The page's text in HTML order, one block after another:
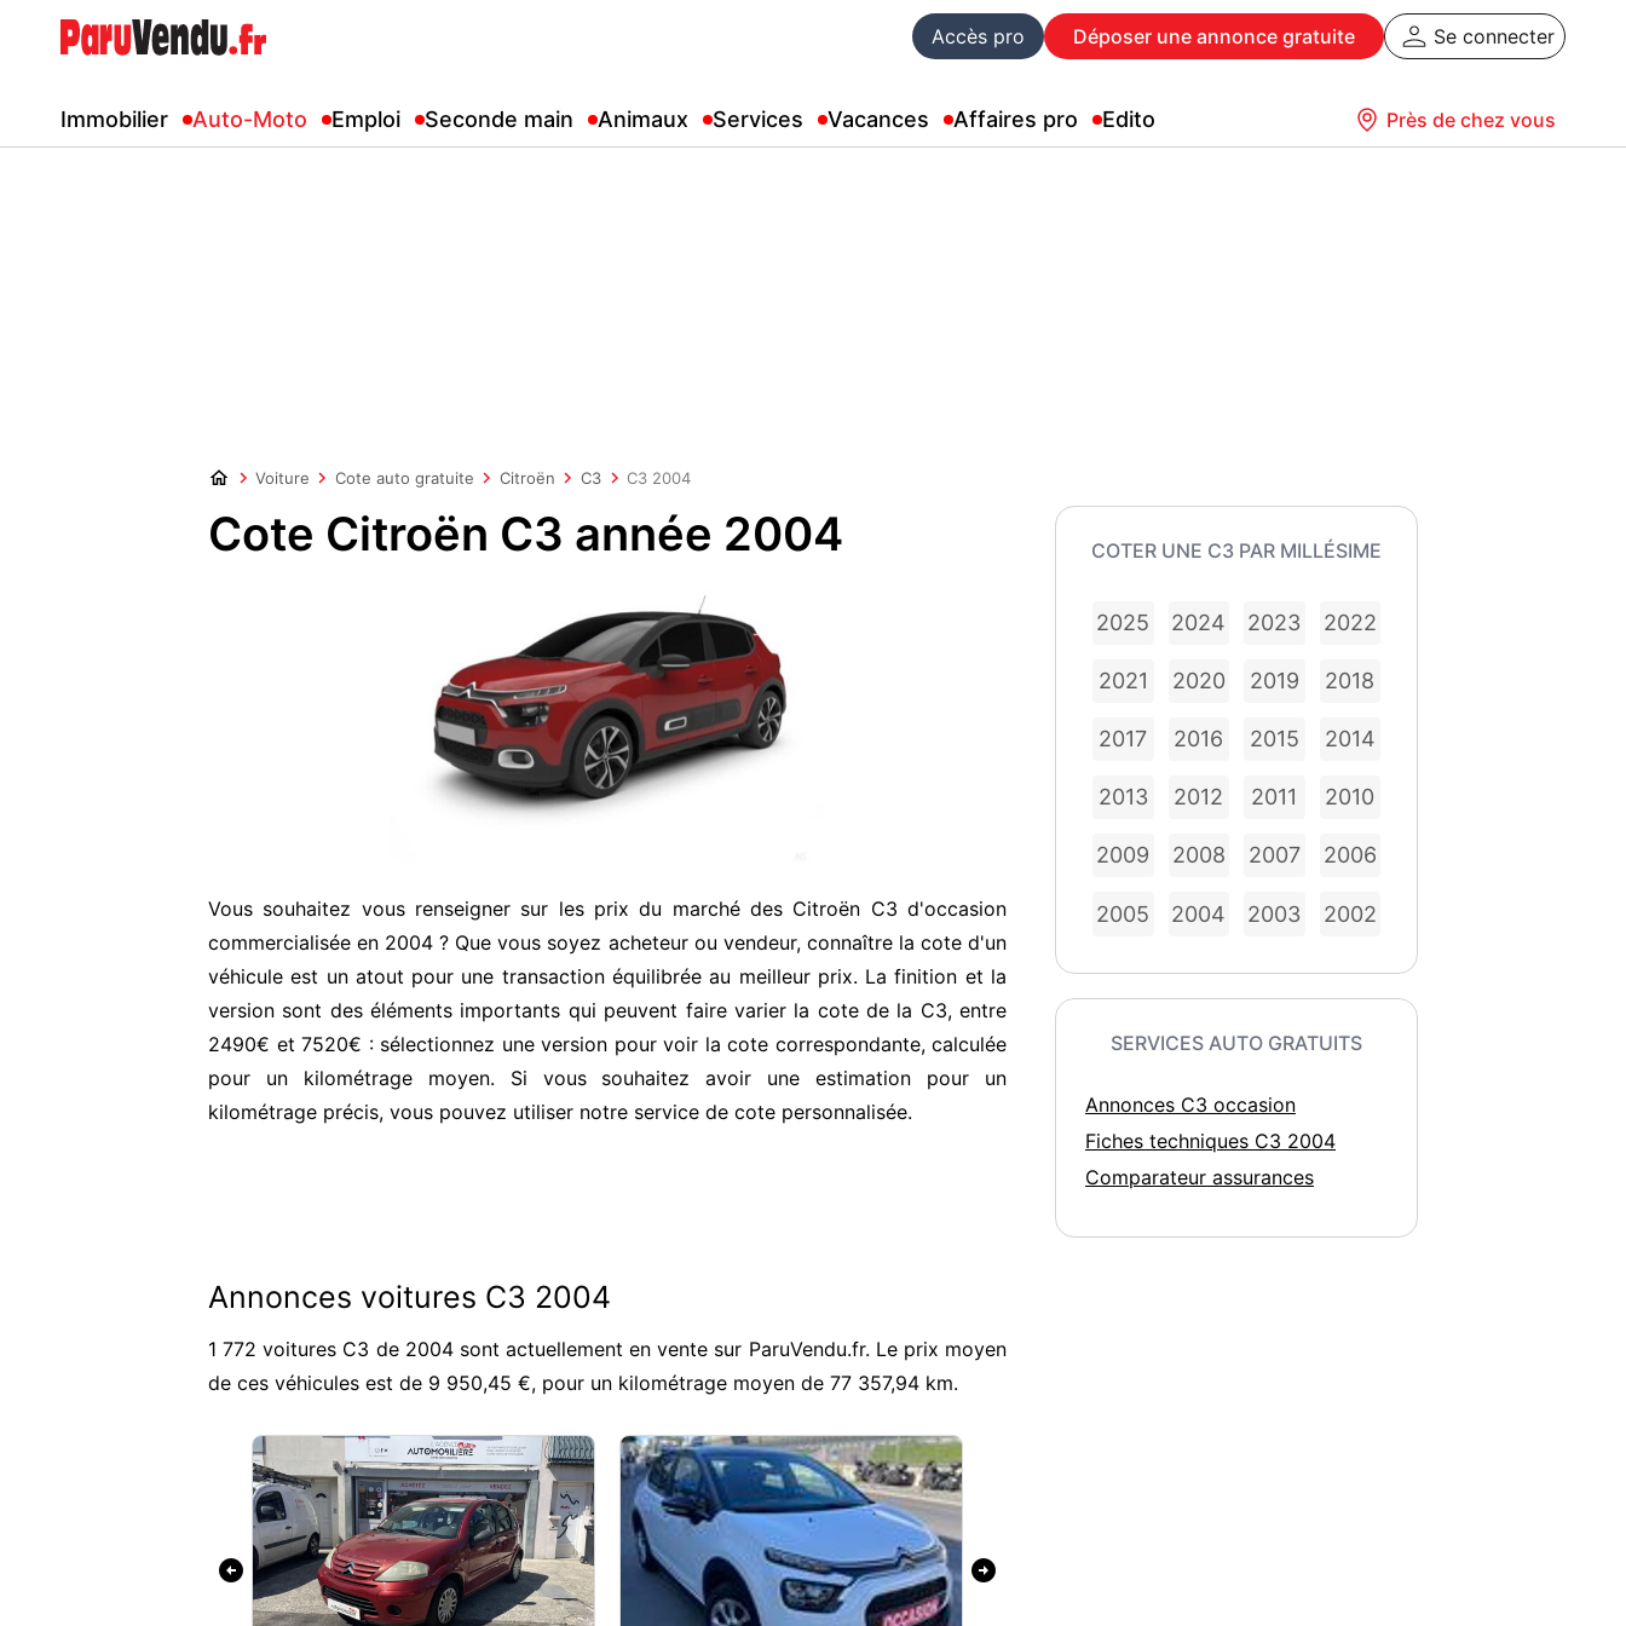
Accès pro Déposer une annonce gratuite Se connecter
Immobilier Auto-Moto Emploi Seconde main Animaux Services Vacances Affaires pro Edito Près de chez vous
Voiture Cote auto gratuite Citroën C3 C3 2004
Cote Citroën C3 année 2004
Vous souhaitez vous renseigner sur les prix du marché des Citroën C3 d'occasion
commercialisée en 2004 ? Que vous soyez acheteur ou vendeur, connaître la cote d'un
véhicule est un atout pour une transaction équilibrée au meilleur prix. La finition et la
version sont des éléments importants qui peuvent faire varier la cote de la C3, entre
2490€ et 7520€ : sélectionnez une version pour voir la cote correspondante, calculée
pour un kilométrage moyen. Si vous souhaitez avoir une estimation pour un
kilométrage précis, vous pouvez utiliser notre service de cote personnalisée.
Annonces voitures C3 2004
1 772 voitures C3 de 2004 sont actuellement en vente sur ParuVendu.fr. Le prix moyen
de ces véhicules est de 9 950,45 €, pour un kilométrage moyen de 77 357,94 km.
arrow_circle_left arrow_circle_right
COTER UNE C3 PAR MILLÉSIME
2025 2024 2023 2022
2021 2020 2019 2018
2017 2016 2015 2014
2013 2012 2011 2010
2009 2008 2007 2006
2005 2004 2003 2002
SERVICES AUTO GRATUITS
Annonces C3 occasion
Fiches techniques C3 2004
Comparateur assurances